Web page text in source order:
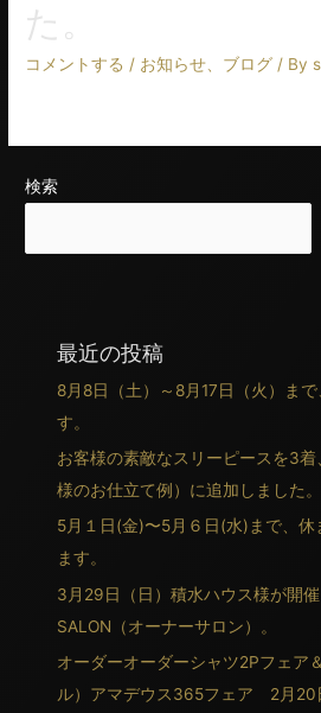
た。
コメントする / お知らせ、 ブログ / By
検索
最近の投稿
8月8日（土）～8月17日（火）ま
す。
お客様の素敵なスリーピースを3着
様のお仕立て例）に追加しました。
5月１日(金)〜5月６日(水)まで、休
ます。
3月29日（日）積水ハウス様が開
SALON（オーナーサロン）。
オーダーオーダーシャツ2Pフェア
ル）アマデウス365フェア 2月20